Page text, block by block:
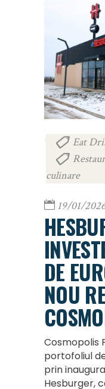
Eat
culinare
19/01/
DE
NOU
Cosmopolis
portofoliul
prin
Hesburger,